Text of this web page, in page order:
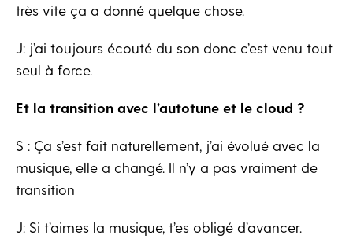
très vite ça a donné quelque chose.
J: j’ai toujours écouté du son donc c’est venu tout
seul à force.
Et la transition avec l’autotune et le cloud ?
S : Ça s’est fait naturellement, j’ai évolué avec la
musique, elle a changé. Il n’y a pas vraiment de
transition
J: Si t’aimes la musique, t’es obligé d’avancer.